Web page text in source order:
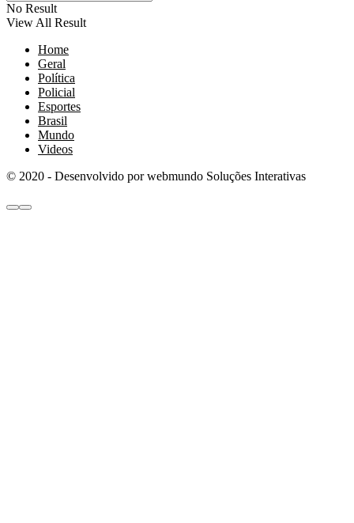
No Result
View All Result
Home
Geral
Política
Policial
Esportes
Brasil
Mundo
Videos
© 2020 - Desenvolvido por webmundo Soluções Interativas